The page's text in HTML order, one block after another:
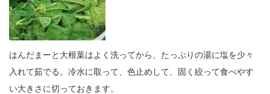
はんだまーと大根葉はよく洗ってから、たっぷりの湯に塩を少々
入れて茹でる。冷水に取って、色止めして、固く絞って食べやす
い大きさに切っておきます。